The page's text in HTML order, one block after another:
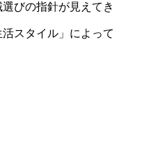
びの指針が見えてき
スタイル」によって